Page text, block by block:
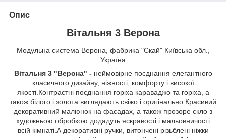
Опис
Вітальня 3 Верона
Модульна система Верона, фабрика "Скай" Київська обл.,
Україна
Вітальня 3 "Верона" - неймовірне поєднання елегантного
класичного дизайну, ніжності, комфорту і високої
якості.Контрастні поєднання горіха караваджо та горіха, а
також білого і золота виглядають свіжо і оригінально.Красивий
декоративний малюнок на фасадах, а також прозоре скло з
художньою обробкою додадуть яскравості і мальовничості
всій кімнаті.А декоративні ручки, витончені різьблені ніжки